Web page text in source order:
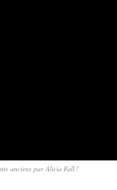
anciens par Alicia Fall !